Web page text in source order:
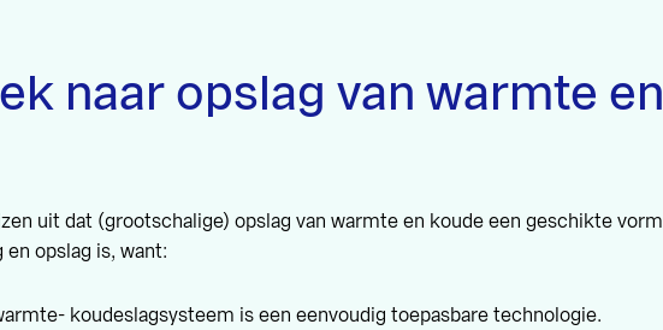
naar opslag van warmte en
uit dat (grootschalige) opslag van warmte en koude een geschikte vorm
opslag is, want:
koudeslagsysteem is een eenvoudig toepasbare technologie.